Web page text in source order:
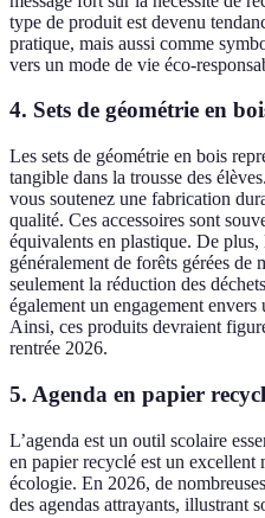
type de produit est devenu
pratique, mais aussi comme
vers un mode de vie éco-
4. Sets de géométrie en
Les sets de géométrie en bois
tangible dans la trousse des
vous soutenez une fabrication
qualité. Ces accessoires sont
équivalents en plastique. De
généralement de forêts gérées
seulement la réduction des
également un engagement
Ainsi, ces produits devraient
rentrée 2026.
5. Agenda en papier
L’agenda est un outil scolaire
en papier recyclé est un
écologie. En 2026, de
des agendas attrayants, illustrant